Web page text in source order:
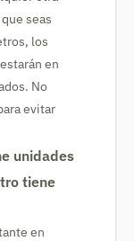
seas
los
en
No
evitar
unidades
tiene
en